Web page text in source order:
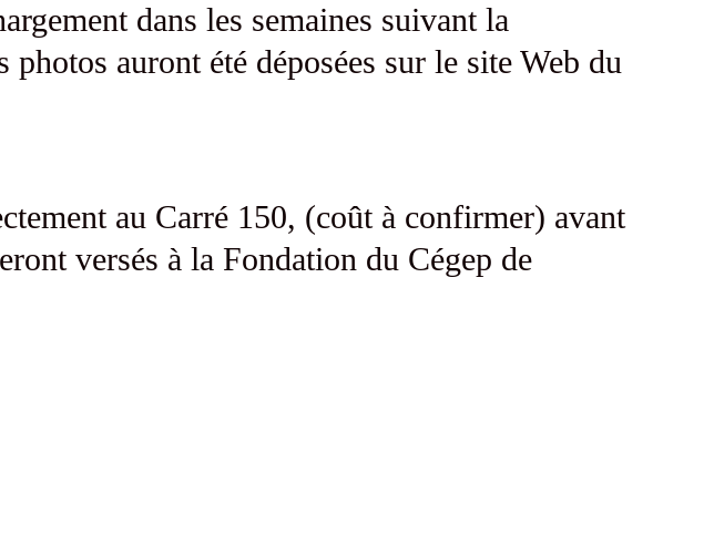
dans les semaines suivant la
auront été déposées sur le site Web du
au Carré 150, (coût à confirmer) avant
versés à la Fondation du Cégep de